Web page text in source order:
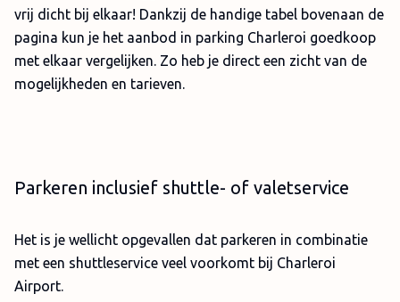
vrij dicht bij elkaar! Dankzij de handige tabel bovenaan de
pagina kun je het aanbod in parking Charleroi goedkoop
met elkaar vergelijken. Zo heb je direct een zicht van de
mogelijkheden en tarieven.
Parkeren inclusief shuttle- of valetservice
Het is je wellicht opgevallen dat parkeren in combinatie
met een shuttleservice veel voorkomt bij Charleroi
Airport.